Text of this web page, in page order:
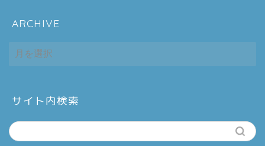
ARCHIVE
ARCHIVE
サイト内検索